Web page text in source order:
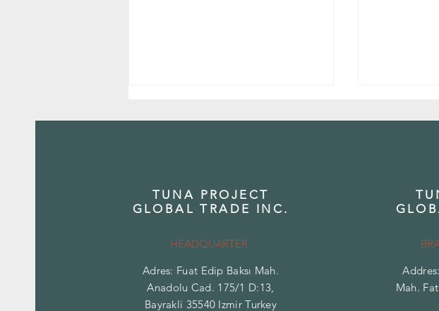
Farklar: Profesyonel Alıcılar Ne
ve Koku
TUNA PROJECT
GLOBAL TRADE INC.
HEADQUARTER
Adres: Fuat Edip Baksı Mah.
Anadolu Cad. 175/1 D:13,
Bayrakli 35540 Izmir Turkey
Mah.